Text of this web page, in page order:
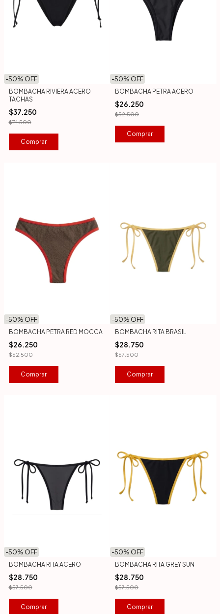
-50% OFF
BOMBACHA RIVIERA ACERO
TACHAS
$37.250
$74.500
Comprar
-50% OFF
BOMBACHA PETRA ACERO
$26.250
$52.500
Comprar
-50% OFF
BOMBACHA PETRA RED MOCCA
$26.250
$52.500
Comprar
-50% OFF
BOMBACHA RITA BRASIL
$28.750
$57.500
Comprar
-50% OFF
BOMBACHA RITA ACERO
$28.750
$57.500
Comprar
-50% OFF
BOMBACHA RITA GREY SUN
$28.750
$57.500
Comprar